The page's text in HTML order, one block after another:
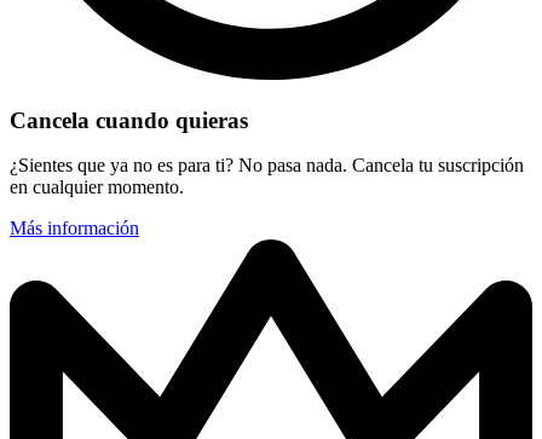
Cancela cuando quieras
¿Sientes que ya no es para ti? No pasa nada. Cancela tu suscripción
en cualquier momento.
Más información